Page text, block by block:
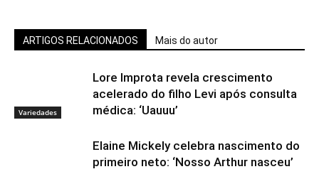
ARTIGOS RELACIONADOS Mais do autor
Variedades
Lore Improta revela crescimento
acelerado do filho Levi após consulta
médica: ‘Uauuu’
Elaine Mickely celebra nascimento do
primeiro neto: ‘Nosso Arthur nasceu’